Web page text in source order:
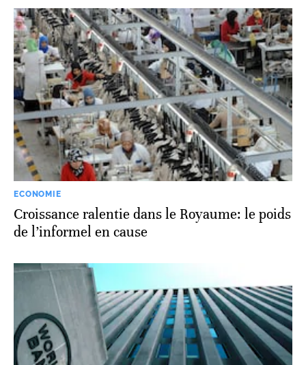
ECONOMIE
Croissance ralentie dans le Royaume: le poids
de l’informel en cause